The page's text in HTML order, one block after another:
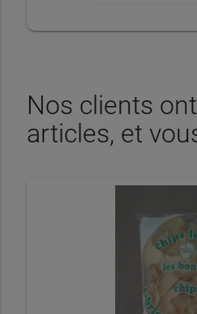
Nos clients
articles, et